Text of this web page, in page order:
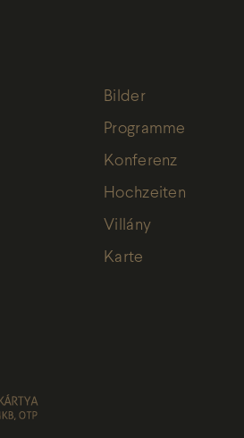
Bilder
Programme
Konferenz
Hochzeiten
Villány
Karte